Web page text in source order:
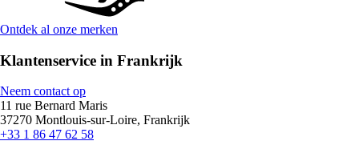
Ontdek al onze merken
Klantenservice in Frankrijk
Neem contact op
11 rue Bernard Maris
37270 Montlouis-sur-Loire, Frankrijk
+33 1 86 47 62 58